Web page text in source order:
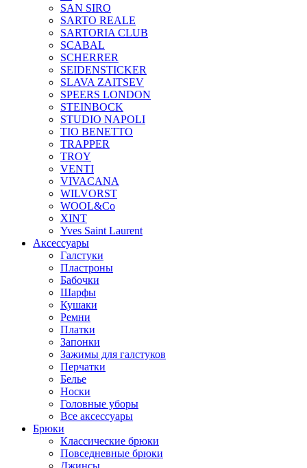
SAN SIRO
SARTO REALE
SARTORIA CLUB
SCABAL
SCHERRER
SEIDENSTICKER
SLAVA ZAITSEV
SPEERS LONDON
STEINBOCK
STUDIO NAPOLI
TIO BENETTO
TRAPPER
TROY
VENTI
VIVACANA
WILVORST
WOOL&Co
XINT
Yves Saint Laurent
Аксессуары
Галстуки
Пластроны
Бабочки
Шарфы
Кушаки
Ремни
Платки
Запонки
Зажимы для галстуков
Перчатки
Белье
Носки
Головные уборы
Все аксессуары
Брюки
Классические брюки
Повседневные брюки
Джинсы